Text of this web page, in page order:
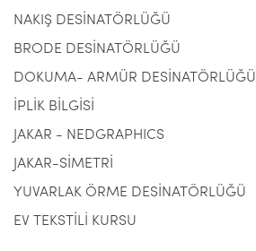
NAKIŞ DESİNATÖRLÜĞÜ
BRODE DESİNATÖRLÜĞÜ
DOKUMA- ARMÜR DESİNATÖRLÜĞÜ
İPLİK BİLGİSİ
JAKAR - NEDGRAPHICS
JAKAR-SİMETRİ
YUVARLAK ÖRME DESİNATÖRLÜĞÜ
EV TEKSTİLİ KURSU